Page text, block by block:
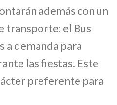
además con un
transporte: el Bus
a demanda para
las fiestas. Este
preferente para